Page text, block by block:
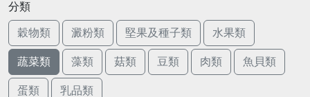
分類
穀物類 澱粉類 堅果及種子類 水果類
蔬菜類 藻類 菇類 豆類 肉類 魚貝類
蛋類 乳品類